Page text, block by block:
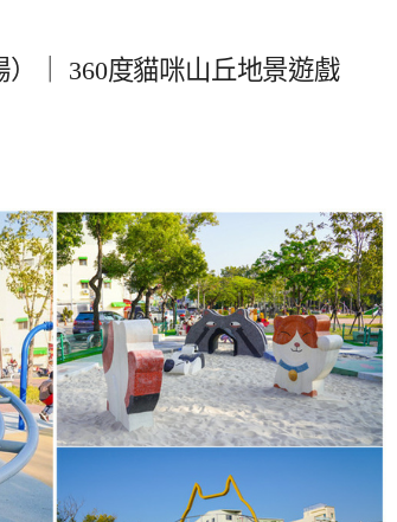
｜ 360度貓咪山丘地景遊戲